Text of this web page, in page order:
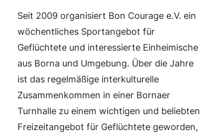
Seit 2009 organisiert Bon Courage e.V. ein
wöchentliches Sportangebot für
Geflüchtete und interessierte Einheimische
aus Borna und Umgebung. Über die Jahre
ist das regelmäßige interkulturelle
Zusammenkommen in einer Bornaer
Turnhalle zu einem wichtigen und beliebten
Freizeitangebot für Geflüchtete geworden,